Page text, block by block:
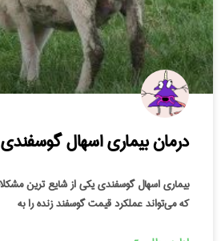
درمان بیماری اسهال گوسفندی
بیماری اسهال گوسفندی یکی از شایع‌ ترین
که می‌تواند عملکرد قیمت گوسفند زنده را به‌